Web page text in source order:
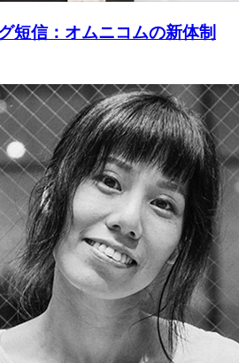
短信：オムニコムの新体制